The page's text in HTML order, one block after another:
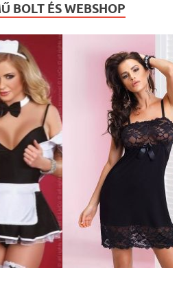
BOLT ÉS WEBSHOP